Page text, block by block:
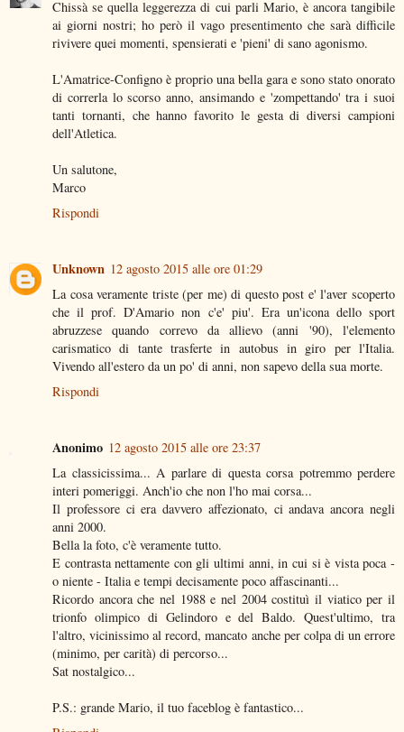
Chissà se quella leggerezza di cui parli Mario, è ancora tangibile
ai giorni nostri; ho però il vago presentimento che sarà difficile
rivivere quei momenti, spensierati e 'pieni' di sano agonismo.
L'Amatrice-Configno è proprio una bella gara e sono stato onorato
di correrla lo scorso anno, ansimando e 'zompettando' tra i suoi
tanti tornanti, che hanno favorito le gesta di diversi campioni
dell'Atletica.
Un salutone,
Marco
Rispondi
Unknown 12 agosto 2015 alle ore 01:29
La cosa veramente triste (per me) di questo post e' l'aver scoperto
che il prof. D'Amario non c'e' piu'. Era un'icona dello sport
abruzzese quando correvo da allievo (anni '90), l'elemento
carismatico di tante trasferte in autobus in giro per l'Italia.
Vivendo all'estero da un po' di anni, non sapevo della sua morte.
Rispondi
Anonimo 12 agosto 2015 alle ore 23:37
La classicissima... A parlare di questa corsa potremmo perdere
interi pomeriggi. Anch'io che non l'ho mai corsa...
Il professore ci era davvero affezionato, ci andava ancora negli
anni 2000.
Bella la foto, c'è veramente tutto.
E contrasta nettamente con gli ultimi anni, in cui si è vista poca -
o niente - Italia e tempi decisamente poco affascinanti...
Ricordo ancora che nel 1988 e nel 2004 costituì il viatico per il
trionfo olimpico di Gelindoro e del Baldo. Quest'ultimo, tra
l'altro, vicinissimo al record, mancato anche per colpa di un errore
(minimo, per carità) di percorso...
Sat nostalgico...
P.S.: grande Mario, il tuo faceblog è fantastico...